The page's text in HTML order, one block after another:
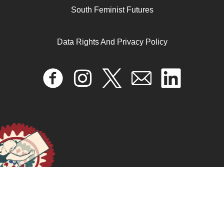
DAWN INFORMA: HACIA LA JUSTICIA DIGITAL
FEMINISTA
South Feminist Futures
Data Rights And Privacy Policy